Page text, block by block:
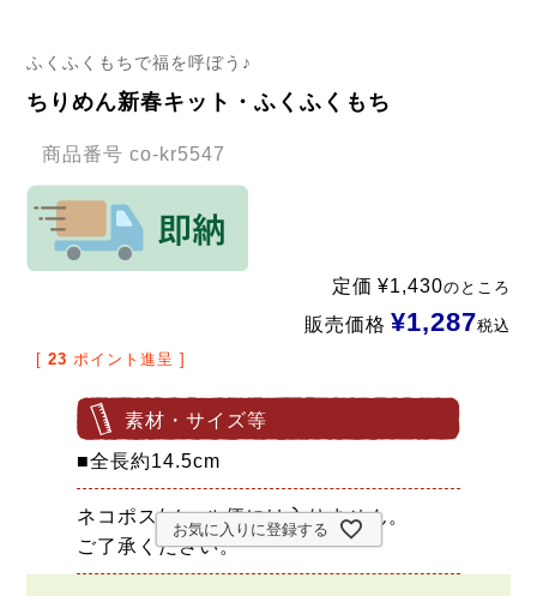
ふくふくもちで福を呼ぼう♪
ちりめん新春キット・ふくふくもち
商品番号 co-kr5547
定価 ¥1,430のところ
販売価格 ¥1,287税込
[ 23 ポイント進呈 ]
素材・サイズ等
■全長約14.5cm
ネコポス/メール便には入りません。
ご了承ください。
お気に入りに登録する